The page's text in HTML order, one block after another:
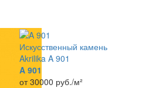
Искусственный камень
Akrilika A 901
A 901
от 30000 руб./м²